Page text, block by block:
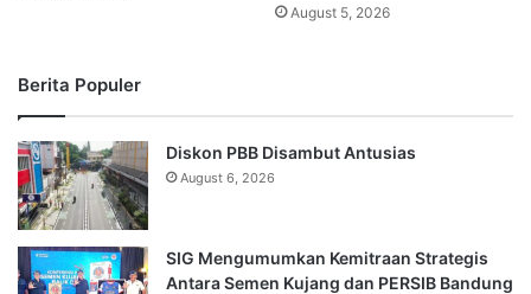
August 5, 2026
Berita Populer
Diskon PBB Disambut Antusias
August 6, 2026
SIG Mengumumkan Kemitraan Strategis
Antara Semen Kujang dan PERSIB Bandung